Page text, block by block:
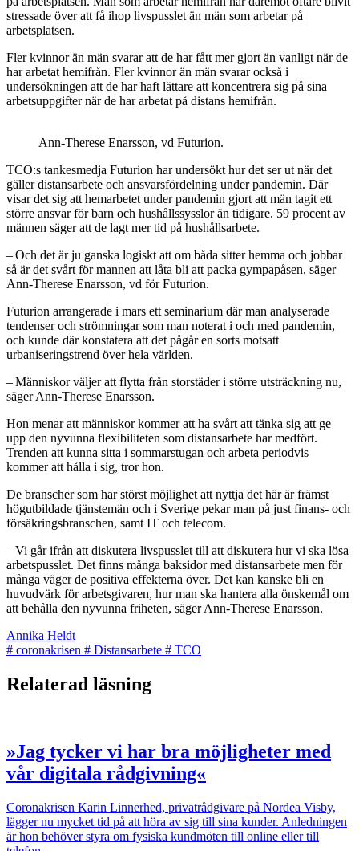
stressade över att få ihop livspusslet än män som arbetar på
arbetsplatsen.
Fler kvinnor än män svarar att de har fått mer gjort än vanligt när de
har arbetat hemifrån. Fler kvinnor än män svarar också i
undersökningen att de har haft lättare att koncentrera sig på sina
arbetsuppgifter när de har arbetat på distans hemifrån.
Ann-Therese Enarsson, vd Futurion.
TCO:s tankesmedja Futurion har undersökt hur det ser ut när det
gäller distansarbete och ansvarsfördelning under pandemin. Där
visar det sig att hemarbetet under pandemin gjort att män tagit ett
större ansvar för barn och hushållssysslor än tidigare. 59 procent av
männen säger att de lagt mer tid på hushållsarbete.
– Och det är ju ganska logiskt att om båda sitter hemma och jobbar
så är det svårt för mannen att låta bli att packa gympapåsen, säger
Ann-Therese Enarsson, vd för Futurion.
Futurion arrangerade i mars ett seminarium där man analyserade
tendenser och strömningar som man noterat i och med pandemin,
och kunde där konstatera att det pågår en sorts motsatt
urbaniseringstrend över hela världen.
– Människor väljer att flytta från storstäder i större utsträckning nu,
säger Ann-Therese Enarsson.
Hon menar att människor kommer att ha svårt att tänka sig att ge
upp den nyvunna flexibiliteten som distansarbete har medfört.
Trenden att kunna sitta i sommarstugan och arbeta periodvis
kommer att hålla i sig, tror hon.
De branscher som har störst möjlighet att nyttja det här är främst
högutbildade tjänstemän och i Sverige pekar man på just finans- och
försäkringsbranschen, samt IT och telecom.
– Vi går ifrån att diskutera livspusslet till att diskutera hur vi ska lösa
arbetspusslet. Det finns många baksidor med distansarbete men för
många väger de positiva effekterna över. Det kan kanske bli en
huvudvärk för arbetsgivaren, hur man ska hantera alla önske­mål om
att behålla den nyvunna friheten, säger Ann-Therese Enarsson.
Annika Heldt
# coronakrisen # Distansarbete # TCO
Relaterad läsning
»Jag tycker vi har bra möjligheter med
vår digitala rådgivning«
Coronakrisen Karin Linnerhed, privatråd­givare på Nordea Visby,
lägger nu mycket tid på att höra av sig till sina kunder. Anledningen
är hon behöver styra om fysiska kundmöten till online eller till